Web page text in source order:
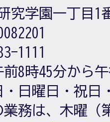
究学園一丁目1
1111
前8時45分から
・日曜日・祝日
業務は、木曜（